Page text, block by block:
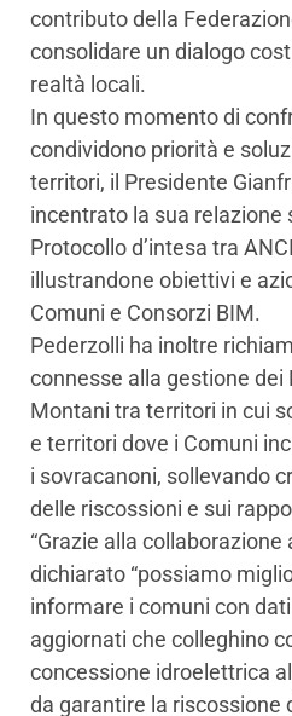
contributo della
consolidare un dialogo
realtà locali.
In questo momento di
condividono priorità e
territori, il Presidente
incentrato la sua relazione
Protocollo d’intesa tra
illustrandone obiettivi e
Comuni e Consorzi BIM.
Pederzolli ha inoltre
connesse alla gestione dei
Montani tra territori in cui
e territori dove i Comuni
i sovracanoni, sollevando
delle riscossioni e sui
“Grazie alla collaborazione
dichiarato “possiamo
informare i comuni con
aggiornati che colleghino
concessione idroelettrica
da garantire la riscossione